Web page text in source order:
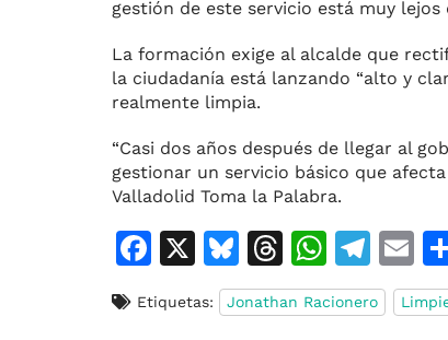
gestión de este servicio está muy
La formación exige al alcalde que
la ciudadanía está lanzando “alto y
realmente limpia.
“Casi dos años después de llegar al
gestionar un servicio básico que
Valladolid Toma la Palabra.
F
c
X
Bl
u
e
T
h
re
W
h
at
T
el
e
E
m
ai
Etiquetas: Jonathan Racionero